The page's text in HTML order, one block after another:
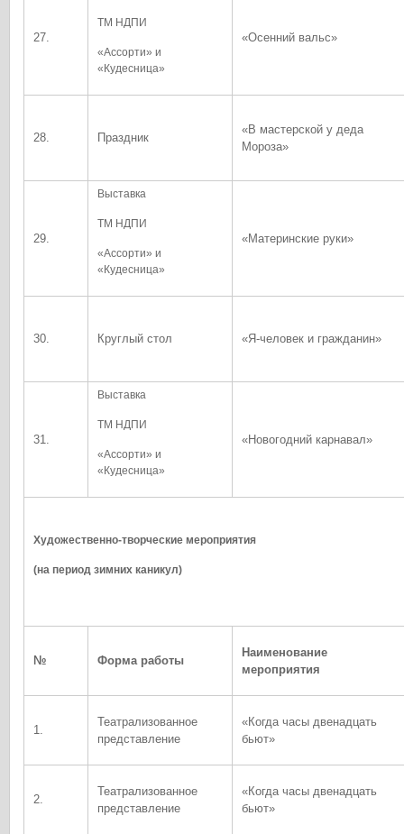
27.
ТМ НДПИ
«Ассорти» и
«Кудесница»
«Осенний вальс»
28. Праздник
«В мастерской у деда
Мороза»
29.
Выставка
ТМ НДПИ
«Ассорти» и
«Кудесница»
«Материнские руки»
30. Круглый стол «Я-человек и гражданин»
31.
Выставка
ТМ НДПИ
«Ассорти» и
«Кудесница»
«Новогодний карнавал»
Художественно-творческие мероприятия
(на период зимних каникул)
№ Форма работы
Наименование
мероприятия
1.
Театрализованное
представление
«Когда часы двенадцать
бьют»
2.
Театрализованное
представление
«Когда часы двенадцать
бьют»